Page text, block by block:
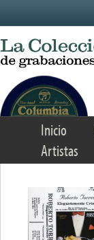
Inicio
Artistas